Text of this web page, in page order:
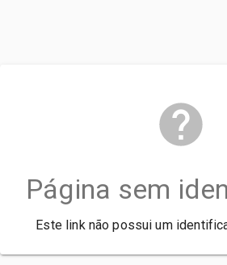
Página sem
Este link não possui um